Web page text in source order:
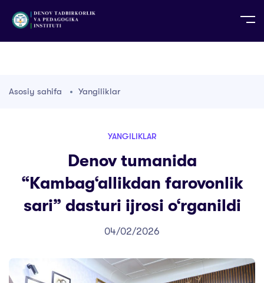
TG TR
Asosiy sahifa Yangiliklar
YANGILIKLAR
Denov tumanida
“Kambag‘allikdan farovonlik
sari” dasturi ijrosi o‘rganildi
04/02/2026